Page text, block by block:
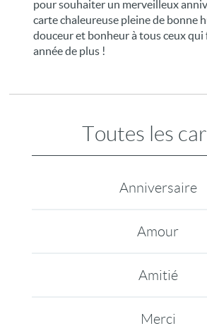
pour souhaiter un merveilleux
carte chaleureuse pleine de bonne
douceur et bonheur à tous ceux
année de plus !
Toutes les
Anniversaire
Amour
Amitié
Merci